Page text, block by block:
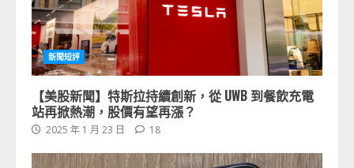
新聞短評
【美股新聞】特斯拉持續創新，從 UWB 到餐飲充電
站再掀熱潮，股價有望再漲？
2025 年 1 月 23 日 18